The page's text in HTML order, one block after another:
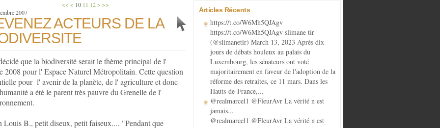
<< < 10 11 12> >>
2007
ACTEURS DE LA
que la biodiversité serait le thème principal de l'
2008 pour l' Espace Naturel Métropolitain. Cette question
pour l' avenir de la planète, de l' agriculture et donc
a été le parent très pauvre du Grenelle de l'
Louis B., petit diseux, petit faiseux.... "Pendant que
Articles Récents
https://t.co/W6Mh5QJAgv
https://t.co/W6Mh5QJAgv slimane tir
(@slimanetir) March 13, 2023 Après dix
jours de débats houleux au palais du
Luxembourg, les sénateurs ont voté
majoritairement en faveur de l'adoption de la
réforme des retraites, ce 11 mars. Dans les
Hauts-de-France,...
@realmarcel1 @FleurAvr La vérité n est
jamais...
@realmarcel1 @FleurAvr La vérité n est